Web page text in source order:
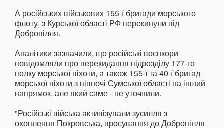
А російських військових 155-ї бригади морського
флоту, з Курської області РФ перекинули під
Добропілля.
Аналітики зазначили, що російські воєнкори
повідомляли про перекидання підрозділу 177-го
полку морської піхоти, а також 155-ї та 40-ї бригад
морської піхоти з півночі Сумської області на інший
напрямок, але який саме - не уточнили.
"Російські війська активізували зусилля з
охоплення Покровська, просування до Добропілля